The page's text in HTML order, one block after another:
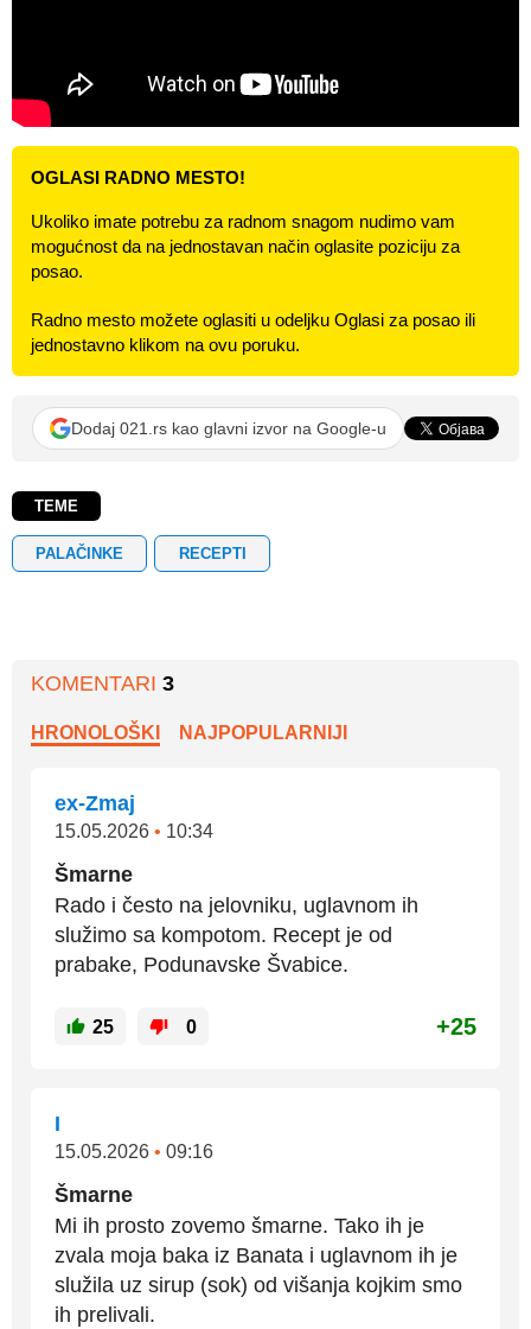
OGLASI RADNO MESTO!
Ukoliko imate potrebu za radnom snagom nudimo vam
mogućnost da na jednostavan način oglasite poziciju za
posao.
Radno mesto možete oglasiti u odeljku Oglasi za posao ili
jednostavno klikom na ovu poruku.
Dodaj 021.rs kao glavni izvor na Google-u
TEME
PALAČINKE RECEPTI
KOMENTARI 3
HRONOLOŠKI NAJPOPULARNIJI
ex-Zmaj
15.05.2026 • 10:34
Šmarne
Rado i često na jelovniku, uglavnom ih
služimo sa kompotom. Recept je od
prabake, Podunavske Švabice.
25 0 +25
I
15.05.2026 • 09:16
Šmarne
Mi ih prosto zovemo šmarne. Tako ih je
zvala moja baka iz Banata i uglavnom ih je
služila uz sirup (sok) od višanja kojkim smo
ih prelivali.